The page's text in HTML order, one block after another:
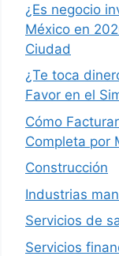
¿Es negocio
México en
Ciudad
¿Te toca
Favor en el
Cómo
Completa por
Construcción
Industrias
Servicios de
Servicios